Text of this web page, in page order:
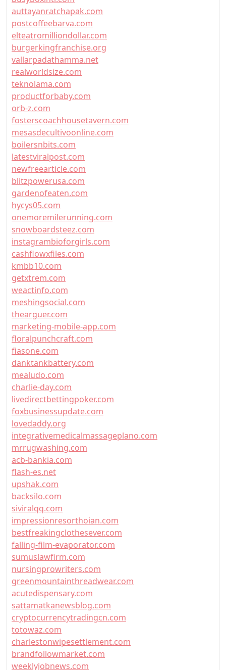
auttayanratchapak.com
postcoffeebarva.com
elteatromilliondollar.com
burgerkingfranchise.org
vallarpadathamma.net
realworldsize.com
teknolama.com
productforbaby.com
orb-z.com
fosterscoachhousetavern.com
mesasdecultivoonline.com
boilersnbits.com
latestviralpost.com
newfreearticle.com
blitzpowerusa.com
gardenofeaten.com
hycys05.com
onemoremilerunning.com
snowboardsteez.com
instagrambioforgirls.com
cashflowxfiles.com
kmbb10.com
getxtrem.com
weactinfo.com
meshingsocial.com
thearguer.com
marketing-mobile-app.com
floralpunchcraft.com
fiasone.com
danktankbattery.com
mealudo.com
charlie-day.com
livedirectbettingpoker.com
foxbusinessupdate.com
lovedaddy.org
integrativemedicalmassageplano.com
mrrugwashing.com
acb-bankia.com
flash-es.net
upshak.com
backsilo.com
siviralqq.com
impressionresorthoian.com
bestfreakingclothesever.com
falling-film-evaporator.com
sumuslawfirm.com
nursingprowriters.com
greenmountainthreadwear.com
acutedispensary.com
sattamatkanewsblog.com
cryptocurrencytradingcn.com
totowaz.com
charlestonwipesettlement.com
brandfollowmarket.com
weeklyjobnews.com